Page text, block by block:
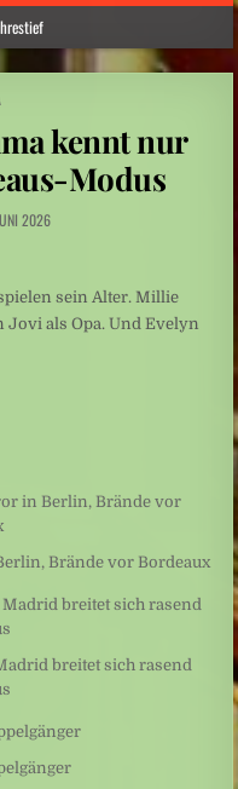
Notstand aus
– mehrere Verletzte
in Sicherheit gebracht
aus der Betreffzeile
kennt nur
Modus
2026
sein Alter. Millie
als Opa. Und Evelyn
Brände vor Bordeaux
breitet sich rasend